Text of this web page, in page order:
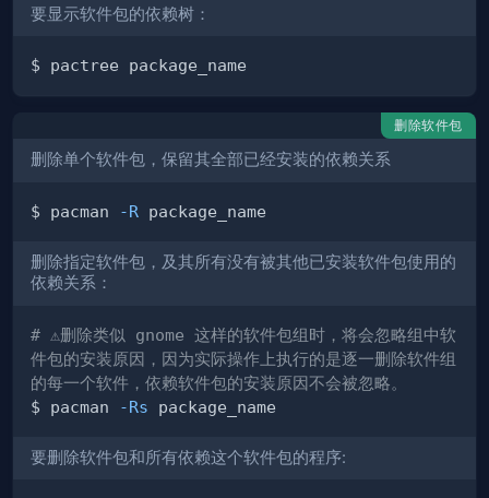
要显示软件包的依赖树：
删除软件包
删除单个软件包，保留其全部已经安装的依赖关系
$ pacman -R
删除指定软件包，及其所有没有被其他已安装软件包使用的
依赖关系：
# ⚠️删除类似 gnome 这样的软件包组时，将会忽略组中软
件包的安装原因，因为实际操作上执行的是逐一删除软件组
的每一个软件，依赖软件包的安装原因不会被忽略。
$ pacman
-Rs
要删除软件包和所有依赖这个软件包的程序: